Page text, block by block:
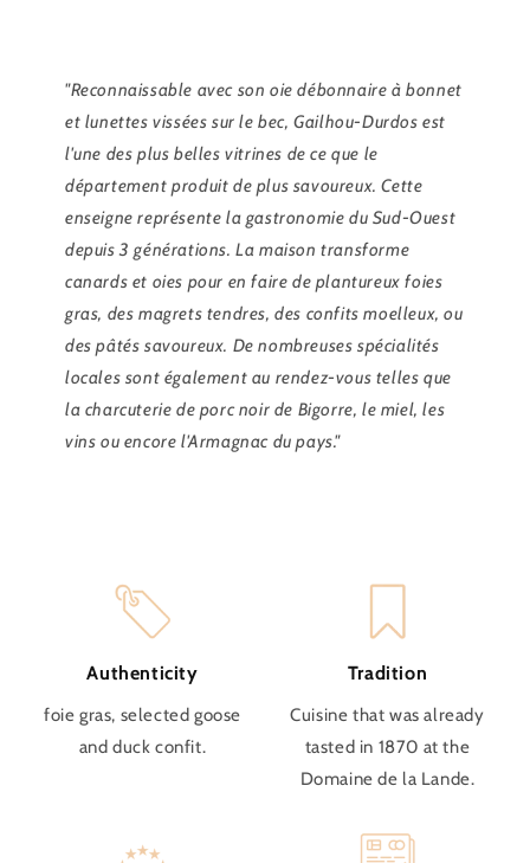
"Reconnaissable avec son oie débonnaire à bonnet
et lunettes vissées sur le bec, Gailhou-Durdos est
l'une des plus belles vitrines de ce que le
département produit de plus savoureux. Cette
enseigne représente la gastronomie du Sud-Ouest
depuis 3 générations. La maison transforme
canards et oies pour en faire de plantureux foies
gras, des magrets tendres, des confits moelleux, ou
des pâtés savoureux. De nombreuses spécialités
locales sont également au rendez-vous telles que
la charcuterie de porc noir de Bigorre, le miel, les
vins ou encore l'Armagnac du pays."
Authenticity
foie gras, selected goose
and duck confit.
Tradition
Cuisine that was already
tasted in 1870 at the
Domaine de la Lande.